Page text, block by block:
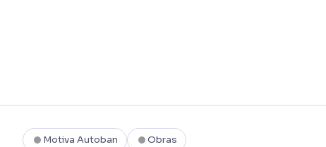
Motiva Autoban Obras